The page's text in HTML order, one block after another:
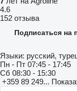
4.6
152 отзыва
Подписаться на
Языки: русский,
Пн - Пт 07:45 - 17:45
Сб 08:30 - 15:30
+359 89 249...